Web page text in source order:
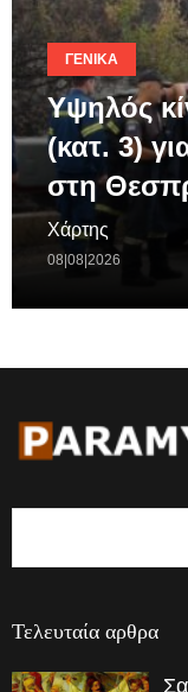
ΓΕΝΙΚΆ
Υψηλός
(κατ. 3)
στη
Χάρτης
08|08|2026
Τελευταία αρθρα